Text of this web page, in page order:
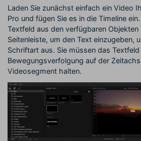
Laden Sie zunächst einfach ein Video
Pro und fügen Sie es in die Timeline
Textfeld aus den verfügbaren Objekten
Seitenleiste, um den Text einzugeben,
Schriftart aus. Sie müssen das
Bewegungsverfolgung auf der
Videosegment halten.